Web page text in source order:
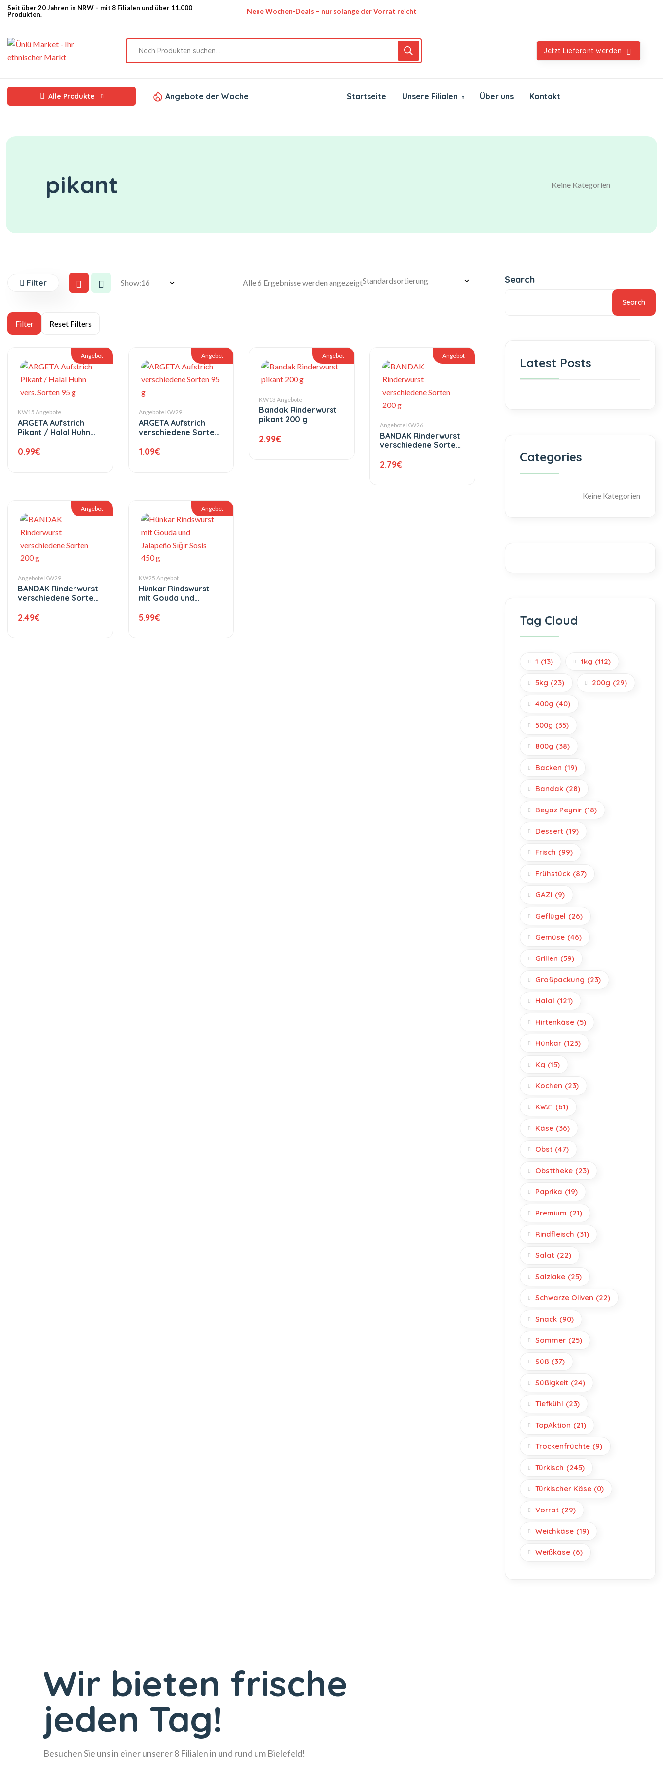
Seit über 20 Jahren in NRW – mit 8 Filialen und über 11.000
Produkten.
Neue Wochen-Deals – nur solange der Vorrat reicht
Jetzt Lieferant werden
Alle Produkte Angebote der Woche Startseite Unsere Filialen Über uns Kontakt
pikant Keine Kategorien
Filter Show: Alle 6 Ergebnisse werden angezeigt
Angebot
KW15 Angebote
ARGETA Aufstrich
Pikant / Halal Huhn
0.99€
Angebot
Angebote KW29
ARGETA Aufstrich
verschiedene Sorten
1.09€
Angebot
KW13 Angebote
Bandak Rinderwurst
pikant 200 g
2.99€
Angebot
Angebote KW26
BANDAK Rinderwurst
verschiedene Sorten
2.79€
Angebot
Angebote KW29
BANDAK Rinderwurst
verschiedene Sorten
2.49€
Angebot
KW25 Angebot
Hünkar Rindswurst
mit Gouda und
450 g
5.99€
Search
Search
Latest Posts
Categories
Keine Kategorien
Tag Cloud
1 (13) 1kg (112)
5kg (23) 200g (29)
400g (40)
500g (35)
800g (38)
Backen (19)
Bandak (28)
Beyaz Peynir (18)
Dessert (19)
Frisch (99)
Frühstück (87)
GAZI (9)
Geflügel (26)
Gemüse (46)
Grillen (59)
Großpackung (23)
Halal (121)
Hirtenkäse (5)
Hünkar (123)
Kg (15)
Kochen (23)
Kw21 (61)
Käse (36)
Obst (47)
Obsttheke (23)
Paprika (19)
Premium (21)
Rindfleisch (31)
Salat (22)
Salzlake (25)
Schwarze Oliven (22)
Snack (90)
Sommer (25)
Süß (37)
Süßigkeit (24)
Tiefkühl (23)
TopAktion (21)
Trockenfrüchte (9)
Türkisch (245)
Türkischer Käse (0)
Vorrat (29)
Weichkäse (19)
Weißkäse (6)
Wir bieten frische
jeden Tag!
Besuchen Sie uns in einer unserer 8 Filialen in und rund um Bielefeld!